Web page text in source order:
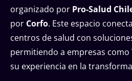
organizado por Pro-Salud
por Corfo. Este espacio
centros de salud con
permitiendo a empresas
su experiencia en la